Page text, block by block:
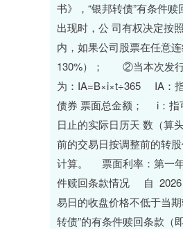
书》，“银邦转债”有条件
出现时，公 司有权决定
内，如果公司股票在任意
130%）； ②当本次发行
为：IA=B×i×t÷365 IA：
债券 票面总金额； i：指
日止的实际日历天 数（算
前的交易日按调整前的转
计算。 票面利率：第一
件赎回条款情况 自 2026
易日的收盘价格不低于当
转债”的有条件赎回条款（